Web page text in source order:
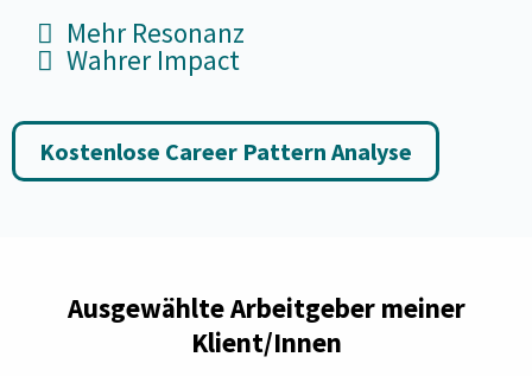
Mehr Resonanz
Wahrer Impact
Kostenlose Career Pattern Analyse
Ausgewählte Arbeitgeber meiner
Klient/Innen